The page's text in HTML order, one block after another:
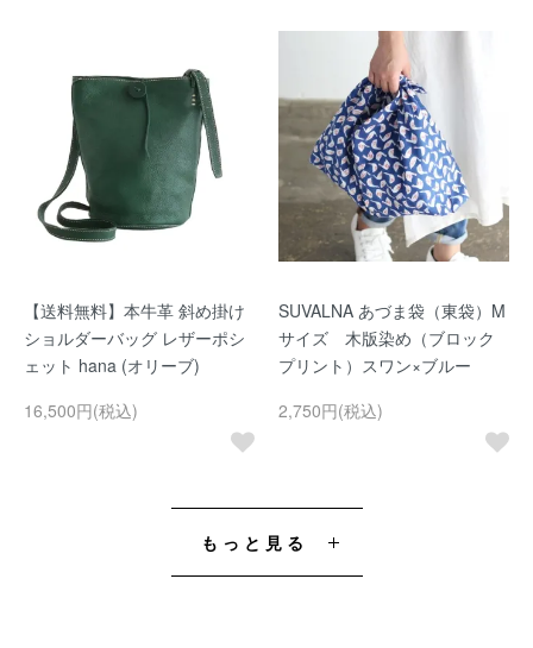
【送料無料】本牛革 斜め掛け
ショルダーバッグ レザーポシ
ェット hana (オリーブ)
16,500円(税込)
SUVALNA あづま袋（東袋）M
サイズ 木版染め（ブロック
プリント）スワン×ブルー
2,750円(税込)
もっと見る